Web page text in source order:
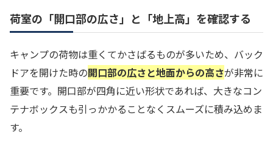
荷室の「開口部の広さ」と「地上高」を確認する
キャンプの荷物は重くてかさばるものが多いため、バック
ドアを開けた時の開口部の広さと地面からの高さが非常に
重要です。開口部が四角に近い形状であれば、大きなコン
テナボックスも引っかかることなくスムーズに積み込めま
す。